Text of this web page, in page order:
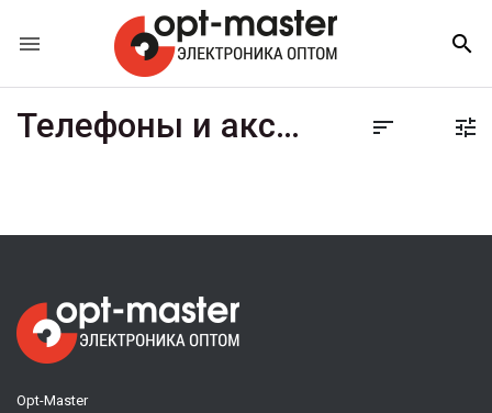
 
Телефоны и аксессуары  
Opt-Master